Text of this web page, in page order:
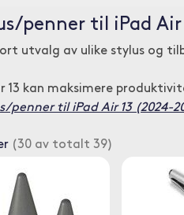
penner til iPad
utvalg av ulike stylus og
13 kan maksimere
penner til iPad Air 13 (2024-
(30 av totalt 39)